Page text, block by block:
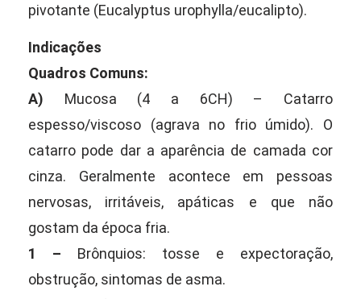
pivotante (Eucalyptus urophylla/eucalipto).
Indicações
Quadros Comuns:
A) Mucosa (4 a 6CH) – Catarro
espesso/viscoso (agrava no frio úmido). O
catarro pode dar a aparência de camada cor
cinza. Geralmente acontece em pessoas
nervosas, irritáveis, apáticas e que não
gostam da época fria.
1 – Brônquios: tosse e expectoração,
obstrução, sintomas de asma.